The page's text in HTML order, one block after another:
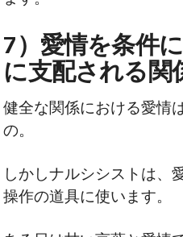
7）愛情を条件
に支配される関
健全な関係における愛情
の。
しかしナルシシストは、
操作の道具に使います。